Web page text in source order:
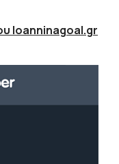
Ioanninagoal.gr